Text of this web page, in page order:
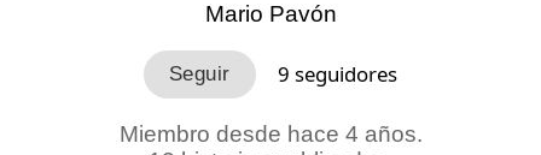
Mario Pavón
9 seguidores
Miembro desde hace 4 años.